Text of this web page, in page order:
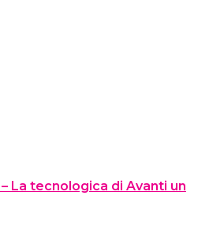
La tecnologica di Avanti un